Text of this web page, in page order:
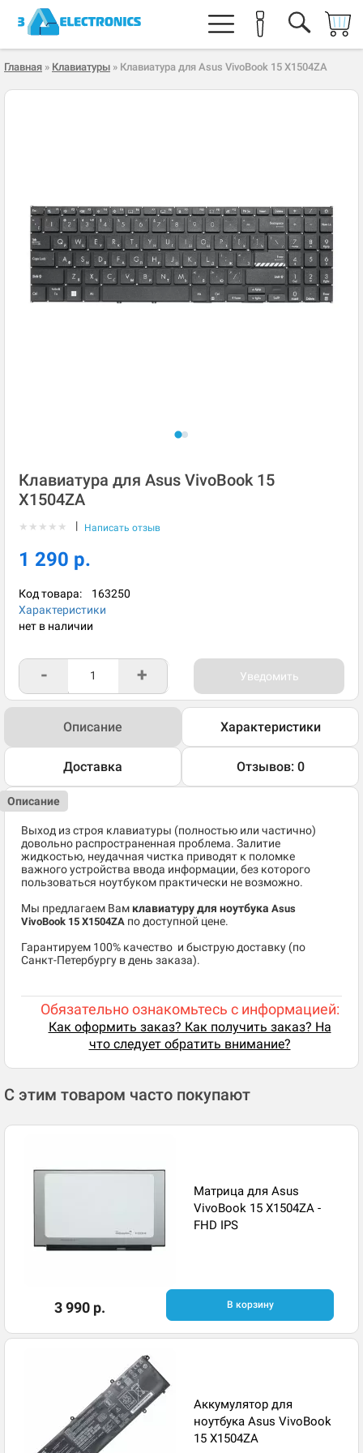
Главная » Клавиатуры » Клавиатура для Asus VivoBook 15 X1504ZA
Клавиатура для Asus VivoBook 15
X1504ZA
★ ★ ★ ★ ★ | Написать отзыв
1 290 р.
Код товара: 163250
Характеристики
нет в наличии
- + Уведомить
Описание Характеристики
Доставка Отзывов: 0
Описание
Выход из строя клавиатуры (полностью или частично)
довольно распространенная проблема. Залитие
жидкостью, неудачная чистка приводят к поломке
важного устройства ввода информации, без которого
пользоваться ноутбуком практически не возможно.
Мы предлагаем Вам клавиатуру для ноутбука Asus
VivoBook 15 X1504ZA по доступной цене.
​Гарантируем 100% качество и быструю доставку (по
Санкт-Петербургу в день заказа).
Обязательно ознакомьтесь с информацией:
Как оформить заказ? Как получить заказ? На
что следует обратить внимание?
С этим товаром часто покупают
Матрица для Asus
VivoBook 15 X1504ZA -
FHD IPS
3 990 р. В корзину
Аккумулятор для
ноутбука Asus VivoBook
15 X1504ZA